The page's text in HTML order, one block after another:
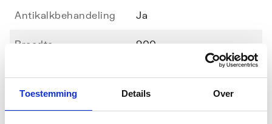
Toestemming Details Over
Antikalkbehandeling Ja
Breedte 900